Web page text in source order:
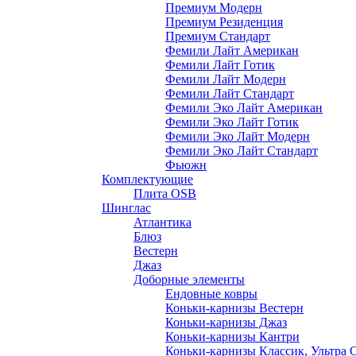
Премиум Модерн
Премиум Резиденция
Премиум Стандарт
Фемили Лайт Американ
Фемили Лайт Готик
Фемили Лайт Модерн
Фемили Лайт Стандарт
Фемили Эко Лайт Американ
Фемили Эко Лайт Готик
Фемили Эко Лайт Модерн
Фемили Эко Лайт Стандарт
Фьюжн
Комплектующие
Плита OSB
Шинглас
Атлантика
Блюз
Вестерн
Джаз
Доборные элементы
Ендовные ковры
Коньки-карнизы Вестерн
Коньки-карнизы Джаз
Коньки-карнизы Кантри
Коньки-карнизы Классик, Ультра